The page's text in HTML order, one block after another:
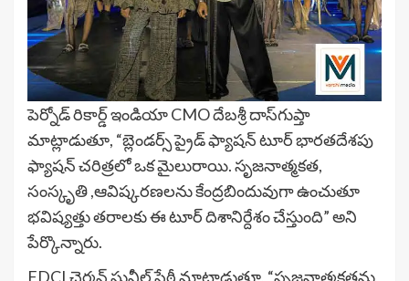
పెర్నోడ్ రికార్డ్ ఇండియా CMO దేబశ్రీ దాస్­గుప్తా
మాట్లాడుతూ, “బ్లెండర్స్ ప్రైడ్ ఫ్యాషన్ టూర్ భారతదేశపు
ఫ్యాషన్ చరిత్రలో ఒక మైలురాయి. సృజనాత్మకత,
సంస్కృతి ,ఆవిష్కరణలను కేంద్రబిందువుగా ఉంచుతూ
భవిష్యత్తు తరాలకు ఈ టూర్ దిశానిర్దేశం చేస్తుంది” అని
పేర్కొన్నారు.
FDCI చైర్మన్ సునీల్ సేఠీ మాట్లాడుతూ, “సృజనాత్మకతను,